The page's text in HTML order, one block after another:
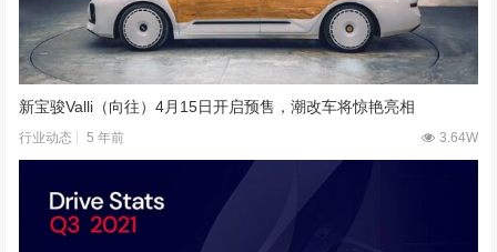
新宝骏Valli（向往）4月15日开启预售，潮改车将惊艳亮相
行业动态 5 年前 3.64W